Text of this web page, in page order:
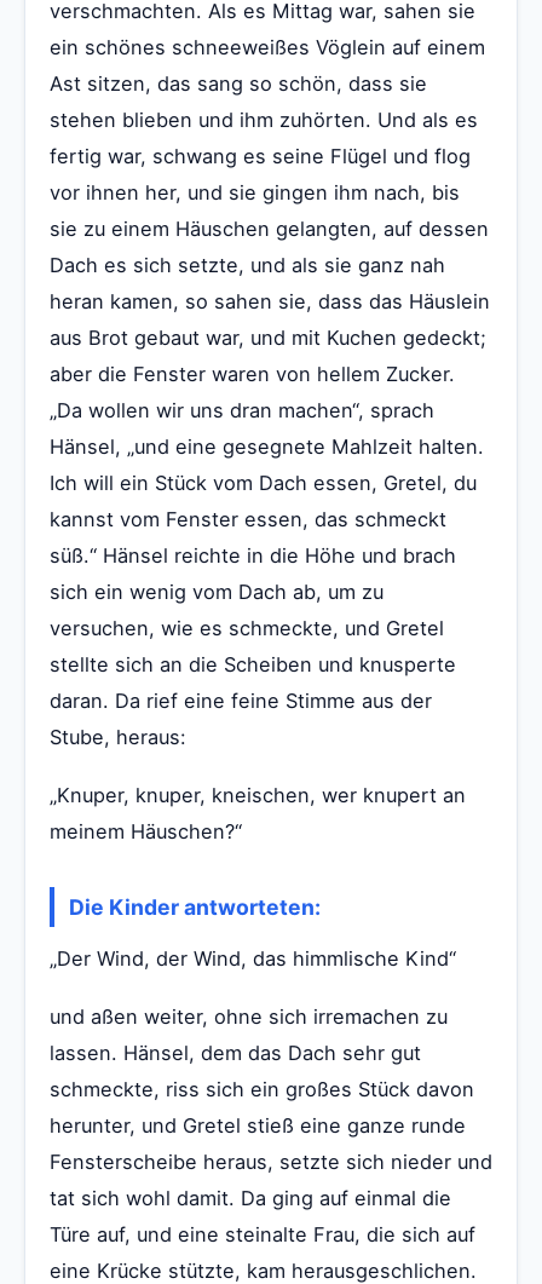
verschmachten. Als es Mittag war, sahen sie
ein schönes schneeweißes Vöglein auf einem
Ast sitzen, das sang so schön, dass sie
stehen blieben und ihm zuhörten. Und als es
fertig war, schwang es seine Flügel und flog
vor ihnen her, und sie gingen ihm nach, bis
sie zu einem Häuschen gelangten, auf dessen
Dach es sich setzte, und als sie ganz nah
heran kamen, so sahen sie, dass das Häuslein
aus Brot gebaut war, und mit Kuchen gedeckt;
aber die Fenster waren von hellem Zucker.
„Da wollen wir uns dran machen“, sprach
Hänsel, „und eine gesegnete Mahlzeit halten.
Ich will ein Stück vom Dach essen, Gretel, du
kannst vom Fenster essen, das schmeckt
süß.“ Hänsel reichte in die Höhe und brach
sich ein wenig vom Dach ab, um zu
versuchen, wie es schmeckte, und Gretel
stellte sich an die Scheiben und knusperte
daran. Da rief eine feine Stimme aus der
Stube, heraus:
„Knuper, knuper, kneischen, wer knupert an
meinem Häuschen?“
Die Kinder antworteten:
„Der Wind, der Wind, das himmlische Kind“
und aßen weiter, ohne sich irremachen zu
lassen. Hänsel, dem das Dach sehr gut
schmeckte, riss sich ein großes Stück davon
herunter, und Gretel stieß eine ganze runde
Fensterscheibe heraus, setzte sich nieder und
tat sich wohl damit. Da ging auf einmal die
Türe auf, und eine steinalte Frau, die sich auf
eine Krücke stützte, kam herausgeschlichen.